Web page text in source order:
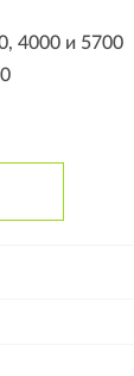
4000 и 5700